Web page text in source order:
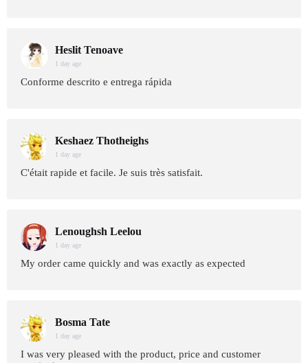
Heslit Tenoave
1 day age
Conforme descrito e entrega rápida
Keshaez Thotheighs
1 day age
C'était rapide et facile. Je suis très satisfait.
Lenoughsh Leelou
1 day age
My order came quickly and was exactly as expected
Bosma Tate
1 day age
I was very pleased with the product, price and customer